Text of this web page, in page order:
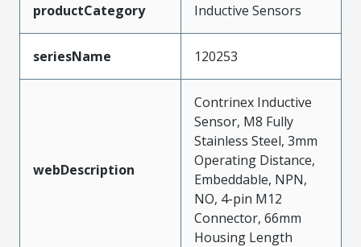
productCategory Inductive Sensors
seriesName 120253
webDescription
Contrinex Inductive
Sensor, M8 Fully
Stainless Steel, 3mm
Operating Distance,
Embeddable, NPN,
NO, 4-pin M12
Connector, 66mm
Housing Length